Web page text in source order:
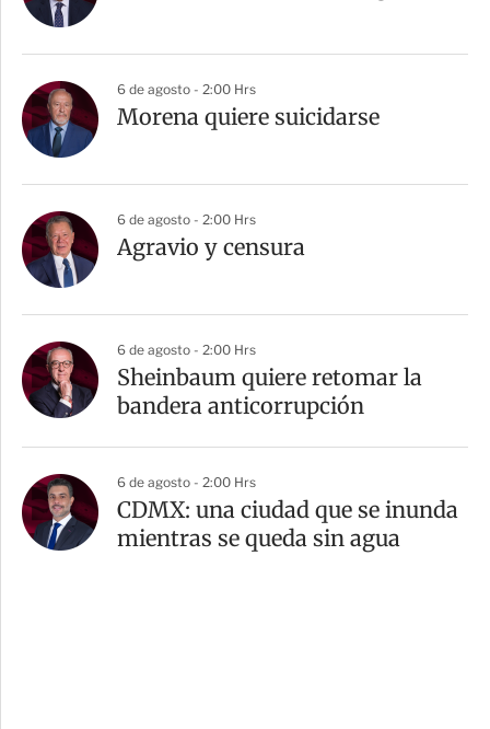
6 de agosto - 2:00 Hrs
Morena quiere suicidarse
6 de agosto - 2:00 Hrs
Agravio y censura
6 de agosto - 2:00 Hrs
Sheinbaum quiere retomar la
bandera anticorrupción
6 de agosto - 2:00 Hrs
CDMX: una ciudad que se inunda
mientras se queda sin agua